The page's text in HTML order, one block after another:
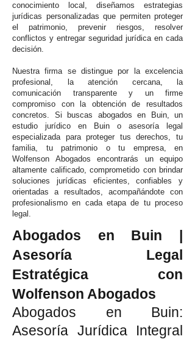
conocimiento local, diseñamos estrategias
jurídicas personalizadas que permiten proteger
el patrimonio, prevenir riesgos, resolver
conflictos y entregar seguridad jurídica en cada
decisión.
Nuestra firma se distingue por la excelencia
profesional, la atención cercana, la
comunicación transparente y un firme
compromiso con la obtención de resultados
concretos. Si buscas abogados en Buin, un
estudio jurídico en Buin o asesoría legal
especializada para proteger tus derechos, tu
familia, tu patrimonio o tu empresa, en
Wolfenson Abogados encontrarás un equipo
altamente calificado, comprometido con brindar
soluciones jurídicas eficientes, confiables y
orientadas a resultados, acompañándote con
profesionalismo en cada etapa de tu proceso
legal.
Abogados en Buin |
Asesoría Legal
Estratégica con
Wolfenson Abogados
Abogados en Buin:
Asesoría Jurídica Integral